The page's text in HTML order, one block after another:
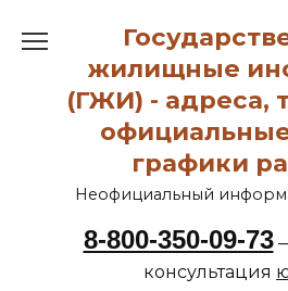
содержаниюжилищные
(ГЖИ) - адреса,
графики
Неофициальный
8-800-350-09-73—
консультация